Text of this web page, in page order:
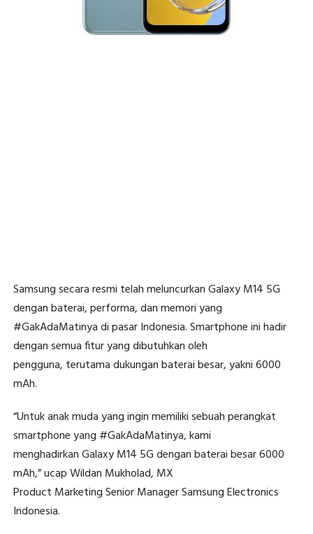
Samsung secara resmi telah meluncurkan Galaxy M14 5G
dengan baterai, performa, dan memori yang
#GakAdaMatinya di pasar Indonesia. Smartphone ini hadir
dengan semua fitur yang dibutuhkan oleh
pengguna, terutama dukungan baterai besar, yakni 6000
mAh.
“Untuk anak muda yang ingin memiliki sebuah perangkat
smartphone yang #GakAdaMatinya, kami
menghadirkan Galaxy M14 5G dengan baterai besar 6000
mAh,” ucap Wildan Mukholad, MX
Product Marketing Senior Manager Samsung Electronics
Indonesia.